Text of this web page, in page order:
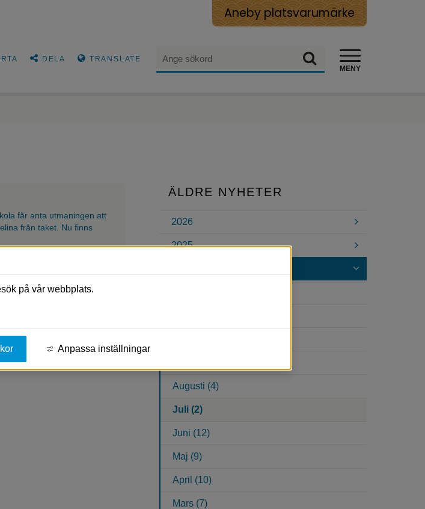
Aneby platsvarumärke
Sök
MENY
DELA TRANSLATE
får anta utmaningen att
från taket. Nu finns
och rekreation. Båda
ÄLDRE NYHETER
2026
2025
Augusti (4)
Juli (2)
Juni (12)
Maj (9)
April (10)
Mars (7)
på vår webbplats.
Anpassa inställningar